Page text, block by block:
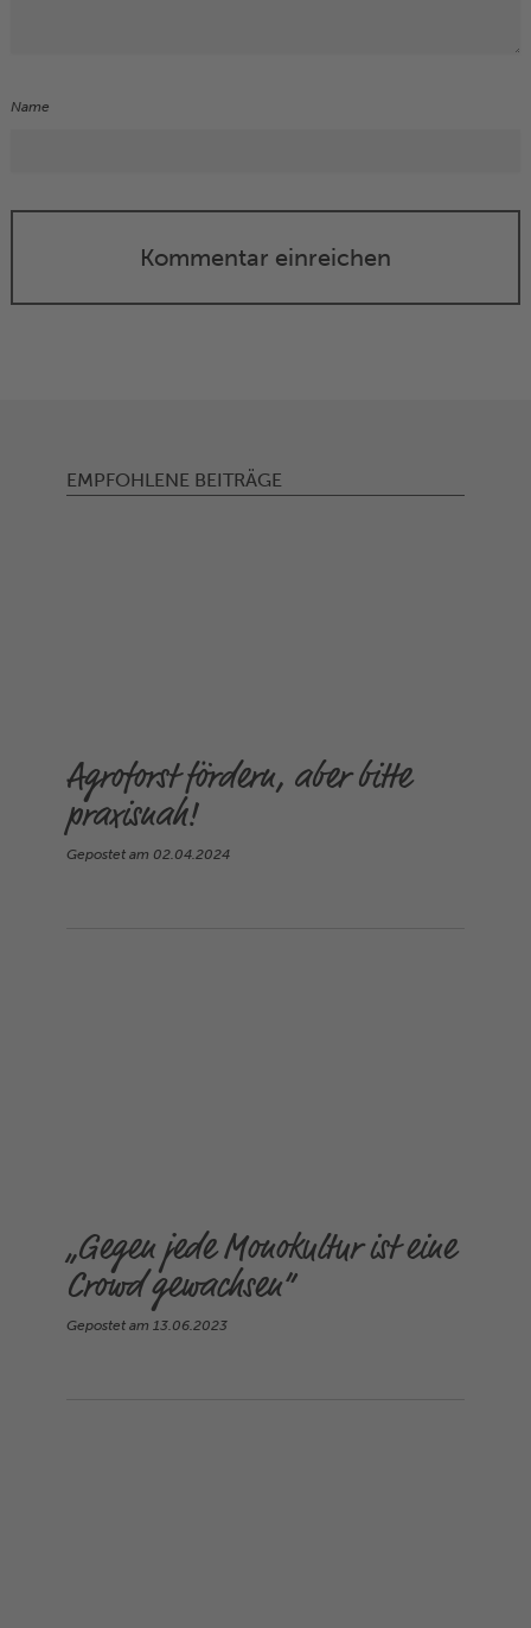
Name
Kommentar einreichen
EMPFOHLENE BEITRÄGE
Agroforst fördern, aber bitte
praxisnah!
Gepostet am 02.04.2024
„Gegen jede Monokultur ist eine
Crowd gewachsen“
Gepostet am 13.06.2023